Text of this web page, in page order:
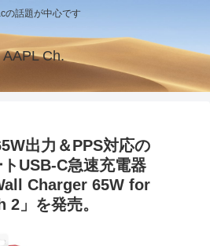
の話題が中心です
AAPL Ch.
出力＆PPS対応の
USB-C急速充電器
Charger 65W for
」を発売。